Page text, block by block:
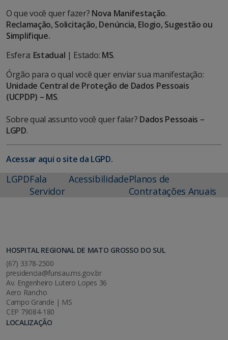
O que você quer fazer? Nova Manifestação.
Reclamação, Solicitação, Denúncia, Elogio, Sugestão ou
Simplifique.
Esfera: Estadual | Estado: MS.
Órgão para o qual você quer enviar sua manifestação:
Unidade Central de Proteção de Dados Pessoais
(UCPDP) – MS.
Sobre qual assunto você quer falar? Dados Pessoais –
LGPD.
Acessar aqui o site da LGPD.
LGPDFala
Servidor
AcessibilidadePlanos de
Contratações Anuais
HOSPITAL REGIONAL DE MATO GROSSO DO SUL
(67) 3378-2500
presidencia@funsau.ms.gov.br
Av. Engenheiro Lutero Lopes 36
Aero Rancho
Campo Grande | MS
CEP 79084-180
LOCALIZAÇÃO